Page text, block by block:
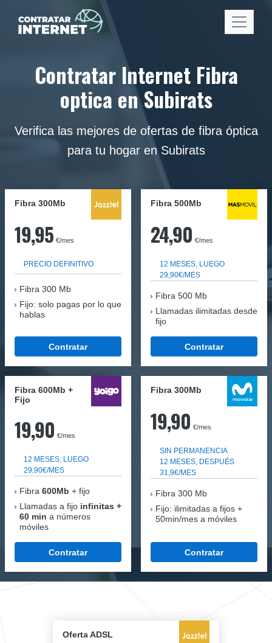
Contratar Internet Fibra
optica en Subirats
Verifica las mejores de ofertas de fibra óptica
para tu hogar en Subirats
Fibra 300Mb
19,95 €/mes
PRECIO DEFINITIVO
Fibra 300 Mb
Fijo: solo pagas por lo que
hablas
Contratar
Fibra 500Mb
24,90 €/mes
12 MESES, LUEGO
29,90€/MES
Fibra 500 Mb
Llamadas ilimitadas desde
fijo
Contratar
Fibra 600Mb +
Fijo
19,90 €/mes
12 MESES, LUEGO
29,90€/MES
Fibra 600Mb + fijo
Llamadas a fijo infinitas +
60 min a números
móviles
Contratar
Fibra 300Mb
19,90 €/mes
SIN PERMANENCIA
12 MESES, DESPUÉS
31,9€/MES
Fibra 300 Mb
Fijo: ilimitadas a fijos +
50min/mes a móviles
Contratar
Oferta ADSL